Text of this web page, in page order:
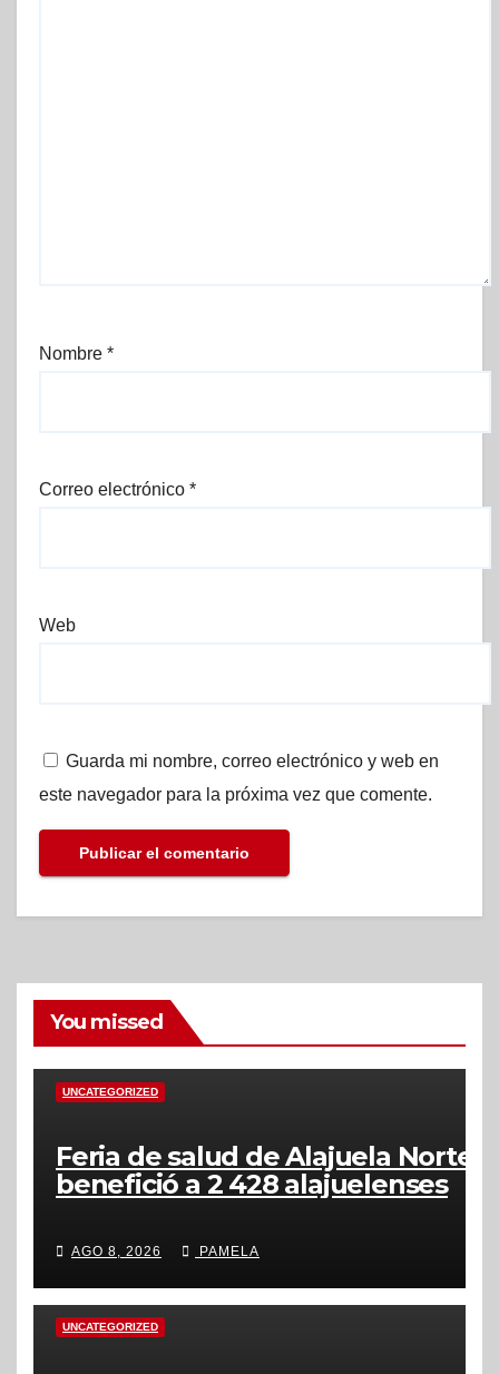
Nombre *
Correo electrónico *
Web
Guarda mi nombre, correo electrónico y web en
este navegador para la próxima vez que comente.
You missed
UNCATEGORIZED
Feria de salud de Alajuela Norte
benefició a 2 428 alajuelenses
AGO 8, 2026 PAMELA
UNCATEGORIZED